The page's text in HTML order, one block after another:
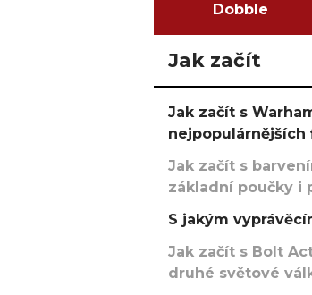
Dobble
Jak začít
Jak začít s
nejpopulárnějších
Jak začít s
základní poučky i
S jakým
Jak začít s Bolt
druhé světové